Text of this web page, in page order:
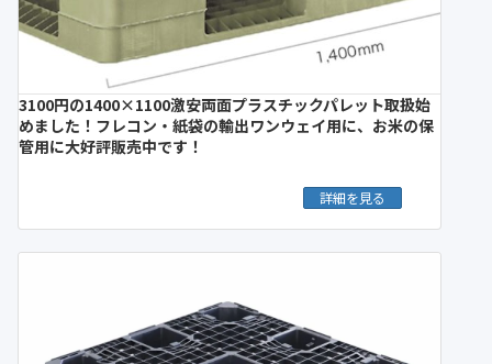
3100円の1400×1100激安両面プラスチックパレット取扱始
めました！フレコン・紙袋の輸出ワンウェイ用に、お米の保
管用に大好評販売中です！
詳細を見る